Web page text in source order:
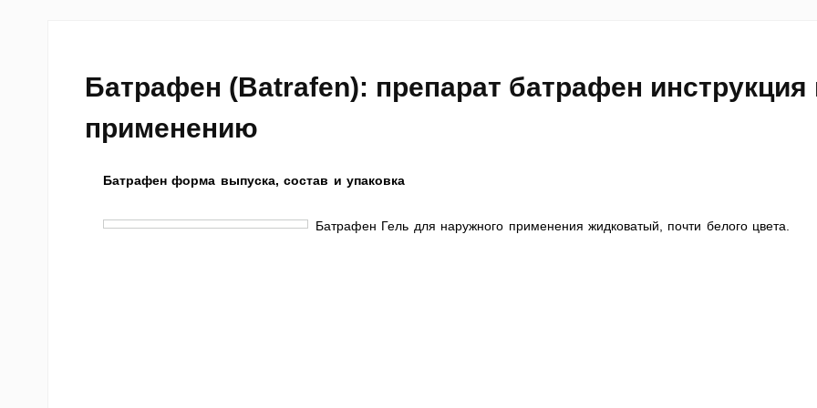
Батрафен (Batrafen): препарат батрафен инструкция
применению
Батрафен форма выпуска, состав и упаковка
Батрафен Гель для наружного применения жидковатый, почти белого цвета.